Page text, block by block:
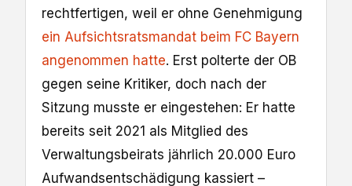
rechtfertigen, weil er ohne Genehmigung
ein Aufsichtsratsmandat beim FC Bayern
angenommen hatte. Erst polterte der OB
gegen seine Kritiker, doch nach der
Sitzung musste er eingestehen: Er hatte
bereits seit 2021 als Mitglied des
Verwaltungsbeirats jährlich 20.000 Euro
Aufwandsentschädigung kassiert –